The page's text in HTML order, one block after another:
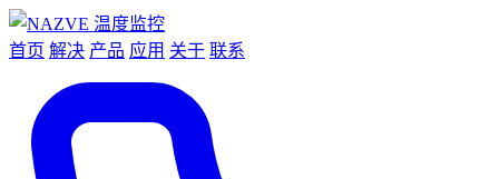
首页 解决 产品 应用 关于 联系